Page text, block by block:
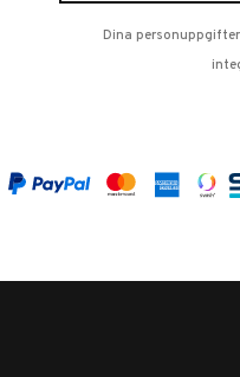
Dina